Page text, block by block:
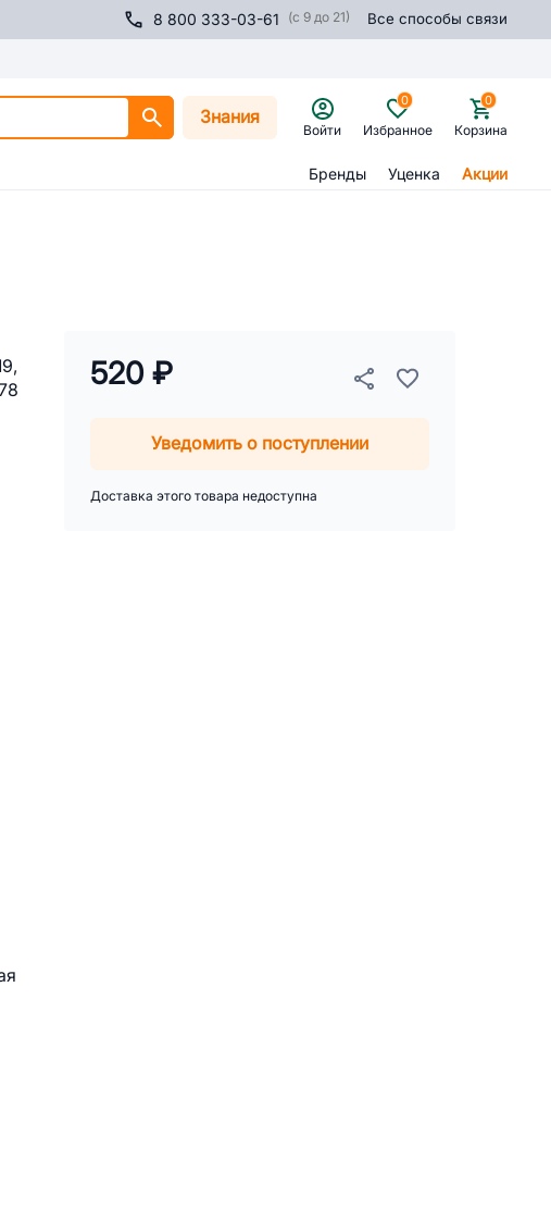
8 800 333-03-61 (с 9 до 21) Все способы связи
Знания
Войти Избранное
0
Корзина
0
Бренды Уценка Акции
520 ₽
Уведомить о поступлении
Доставка этого товара недоступна